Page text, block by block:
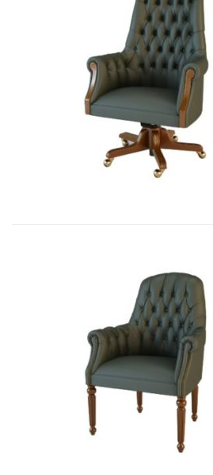
Art&Moble 01012B
8 283,45€
Art&Moble 01013F
4 928,80